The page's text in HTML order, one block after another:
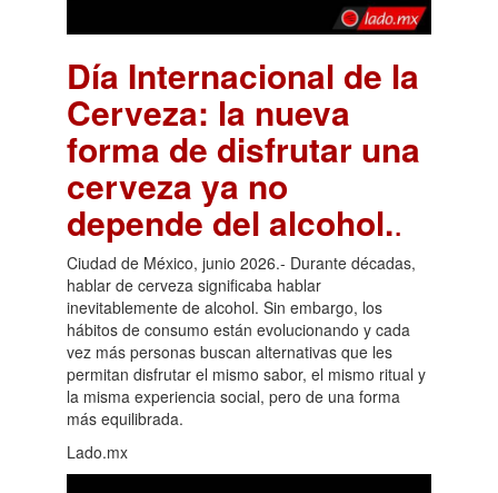
Día Internacional de la
Cerveza: la nueva
forma de disfrutar una
cerveza ya no
depende del alcohol..
Ciudad de México, junio 2026.- Durante décadas,
hablar de cerveza significaba hablar
inevitablemente de alcohol. Sin embargo, los
hábitos de consumo están evolucionando y cada
vez más personas buscan alternativas que les
permitan disfrutar el mismo sabor, el mismo ritual y
la misma experiencia social, pero de una forma
más equilibrada.
Lado.mx